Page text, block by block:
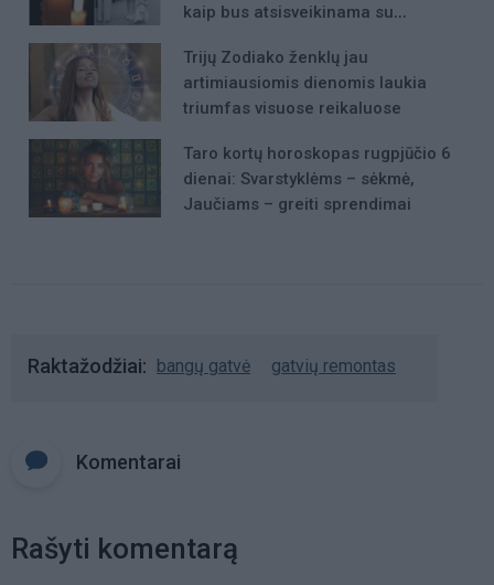
kaip bus atsisveikinama su
Trijų Zodiako ženklų jau
artimiausiomis dienomis laukia
triumfas visuose reikaluose
Taro kortų horoskopas rugpjūčio 6
dienai: Svarstyklėms – sėkmė,
Jaučiams – greiti sprendimai
Raktažodžiai bangų gatvė gatvių remontas
Komentarai
Rašyti komentarą